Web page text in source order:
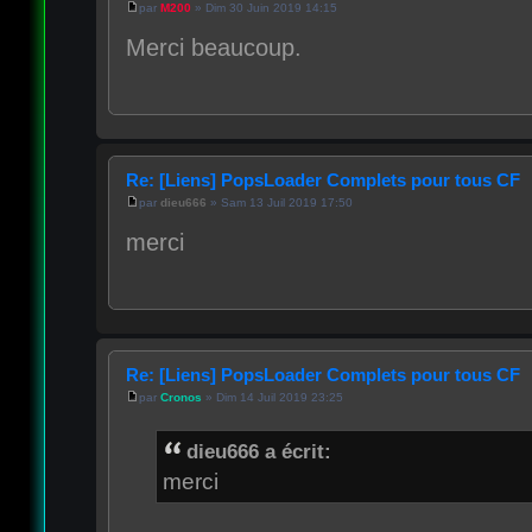
par M200» Dim 30 Juin 2019 14:15
Merci beaucoup.
Re: [Liens] PopsLoader Complets pour tous CF
par dieu666 » Sam 13 Juil 2019 17:50
merci
Re: [Liens] PopsLoader Complets pour tous CF
par Cronos » Dim 14 Juil 2019 23:25
dieu666 a écrit:
merci